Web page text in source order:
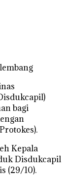
bagi
Kepala
Disdukcapil
(29/10).